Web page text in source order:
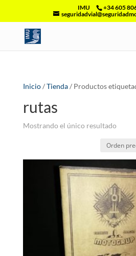
IMU
+34 605
Inicio/Tienda/ Productos
rutas
Mostrando el único resultado